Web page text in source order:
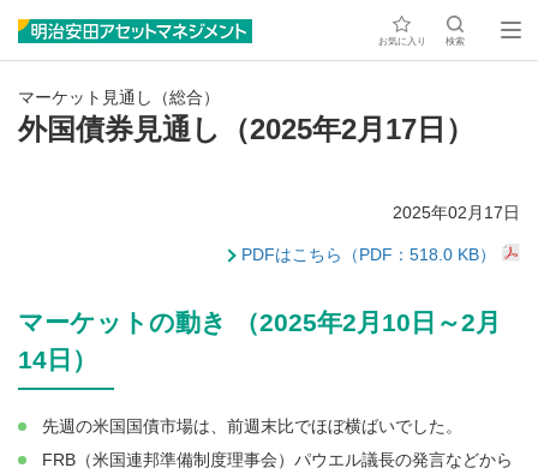
お気に入り 検索
マーケット見通し（総合）
外国債券見通し（2025年2月17日）
2025年02月17日
PDFはこちら（PDF：518.0 KB）
マーケットの動き （2025年2月10日～2月
14日）
先週の米国国債市場は、前週末比でほぼ横ばいでした。
FRB（米国連邦準備制度理事会）パウエル議長の発言などから